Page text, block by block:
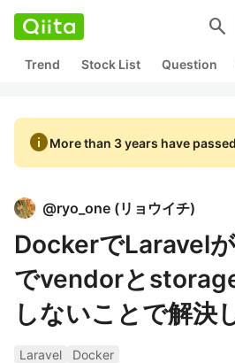
search
Trend Stock List Question
infoMore than 3 years have
@ryo_one (リョウイチ)
DockerでLaravel
でvendorと
しないことで解決
Laravel
Docker